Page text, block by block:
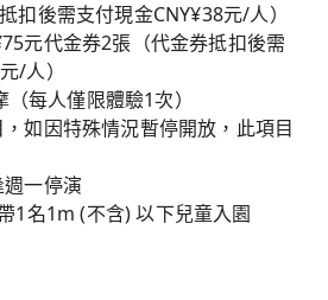
扣後需支付現金CNY¥38元/人）
元代金券2張（代金券抵扣後需
/人）
每人僅限體驗1次）
如因特殊情況暫停開放，此項目
一停演
1名1m (不含) 以下兒童入園